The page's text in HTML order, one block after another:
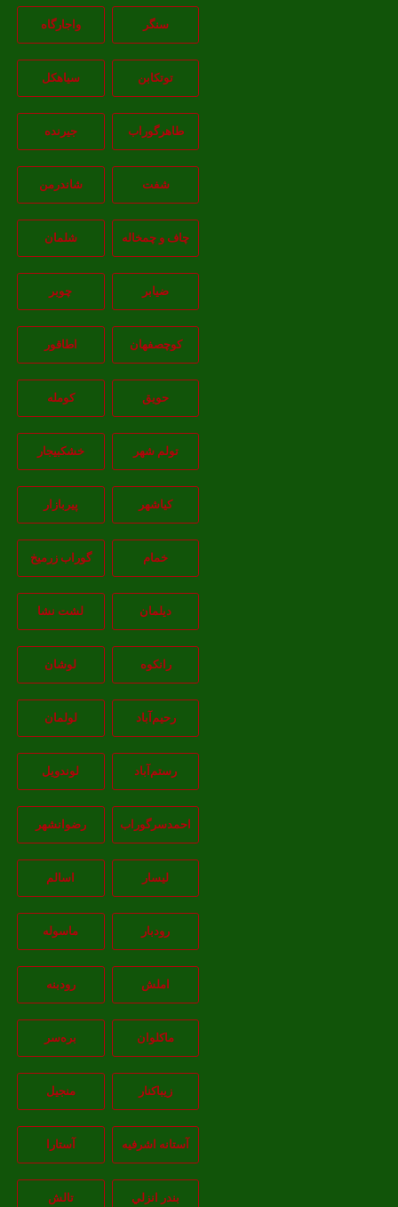
سنگر واجارگاه
توتکابن سیاهکل
طاهرگوراب جیرنده
شفت شاندرمن
چاف و چمخاله شلمان
ضیابر
کوچصفهان اطاقور
حویق کومله
تولم شهر خشکبیجار
کیاشهر پیربازار
خمام گوراب زرمیخ
دیلمان لشت نشا
رانکوه لوشان
رحیم‌آباد لولمان
رستم‌آباد لوندویل
احمدسرگوراب رضوانشهر
لیسار اسالم
رودبار ماسوله
املش رودبنه
ماکلوان بره‌سر
زیباکنار منجیل
آستانه اشرفيه آستارا
بندر انزلي تالش